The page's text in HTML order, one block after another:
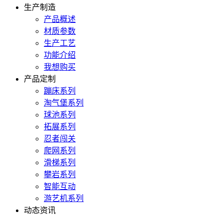
生产制造
产品概述
材质参数
生产工艺
功能介绍
我想购买
产品定制
蹦床系列
淘气堡系列
球池系列
拓展系列
忍者闯关
爬网系列
滑梯系列
攀岩系列
智能互动
游艺机系列
动态资讯